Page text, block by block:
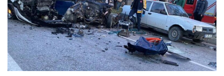
edildi
08.12.2025 23:28